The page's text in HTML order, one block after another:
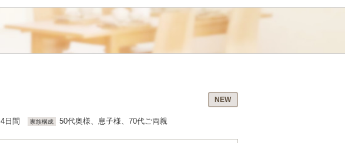
NEW
4日間 家族構成 50代奥様、息子様、70代ご両親